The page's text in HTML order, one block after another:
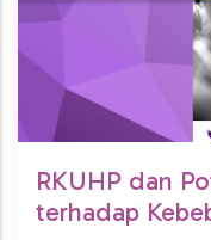
RKUHP dan
terhadap